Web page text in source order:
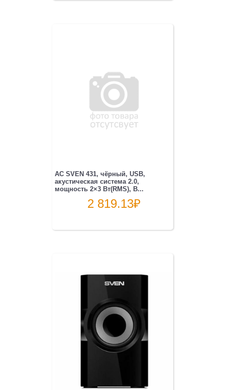
АС SVEN 431, чёрный, USB,
акустическая система 2.0,
мощность 2×3 Вт(RMS), B...
2 819.13₽